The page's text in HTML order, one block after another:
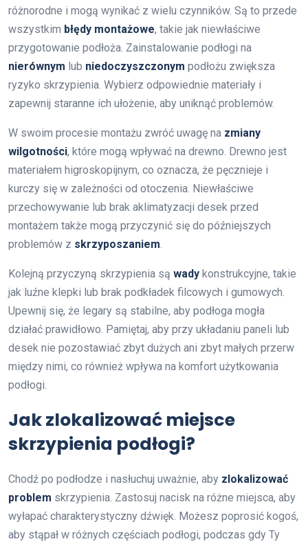
różnorodne i mogą wynikać z wielu czynników. Są to przede
wszystkim błędy montażowe, takie jak niewłaściwe
przygotowanie podłoża. Zainstalowanie podłogi na
nierównym lub niedoczyszczonym podłożu zwiększa
ryzyko skrzypienia. Wybierz odpowiednie materiały i
zapewnij staranne ich ułożenie, aby uniknąć problemów.
W swoim procesie montażu zwróć uwagę na zmiany
wilgotności, które mogą wpływać na drewno. Drewno jest
materiałem higroskopijnym, co oznacza, że pęcznieje i
kurczy się w zależności od otoczenia. Niewłaściwe
przechowywanie lub brak aklimatyzacji desek przed
montażem także mogą przyczynić się do późniejszych
problemów z skrzyposzaniem.
Kolejną przyczyną skrzypienia są wady konstrukcyjne, takie
jak luźne klepki lub brak podkładek filcowych i gumowych.
Upewnij się, że legary są stabilne, aby podłoga mogła
działać prawidłowo. Pamiętaj, aby przy układaniu paneli lub
desek nie pozostawiać zbyt dużych ani zbyt małych przerw
między nimi, co również wpływa na komfort użytkowania
podłogi.
Jak zlokalizować miejsce
skrzypienia podłogi?
Chodź po podłodze i nasłuchuj uważnie, aby zlokalizować
problem skrzypienia. Zastosuj nacisk na różne miejsca, aby
wyłapać charakterystyczny dźwięk. Możesz poprosić kogoś,
aby stąpał w różnych częściach podłogi, podczas gdy Ty